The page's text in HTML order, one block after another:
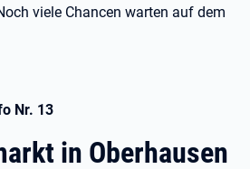
viele Chancen warten auf dem
Nr. 13
in Oberhausen